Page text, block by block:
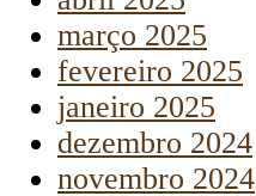
março 2025
fevereiro 2025
janeiro 2025
dezembro 2024
novembro 2024